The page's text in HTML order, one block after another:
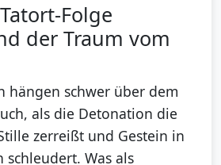
Folge
der Traum vom
hängen schwer über dem
als die Detonation die
zerreißt und Gestein in
schleudert. Was als